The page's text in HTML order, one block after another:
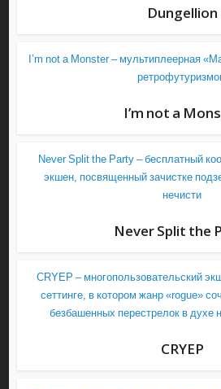
Dungellion
I’m not a Monster – мультиплеерная
I’m not a
Never Split the Party – бесплатный
экшен, посвященный зачистке
нечисти
Never Split the
CRYEP – многопользовательский
сеттинге, в котором жанр «rogue»
безбашенных перестрелок в духе
CRYEP